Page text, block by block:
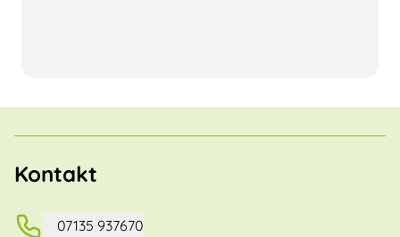
Kontakt
07135 937670